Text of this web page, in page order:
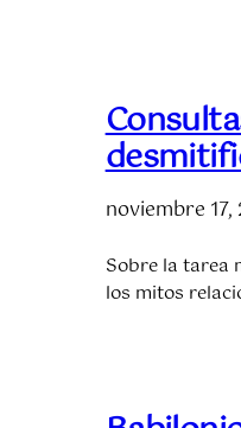
noviembre 17,
Sobre la tarea
los mitos